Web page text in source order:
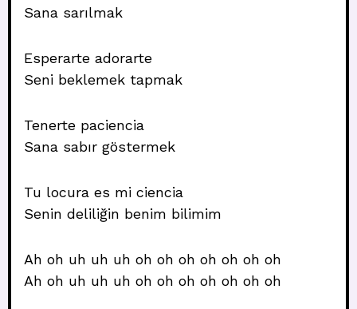
Sana sarılmak
Esperarte adorarte
Seni beklemek tapmak
Tenerte paciencia
Sana sabır göstermek
Tu locura es mi ciencia
Senin deliliğin benim bilimim
Ah oh uh uh uh oh oh oh oh oh oh oh
Ah oh uh uh uh oh oh oh oh oh oh oh